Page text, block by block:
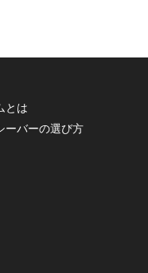
とは
ーバーの選び方